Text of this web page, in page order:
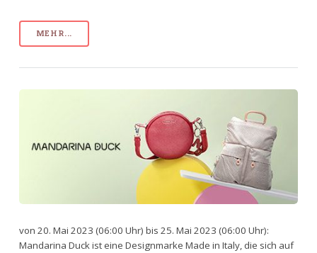
MEHR...
von 20. Mai 2023 (06:00 Uhr) bis 25. Mai 2023 (06:00 Uhr):
Mandarina Duck ist eine Designmarke Made in Italy, die sich auf